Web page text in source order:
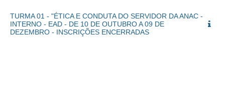
TURMA 01 - "ÉTICA E CONDUTA DO SERVIDOR DA ANAC -
INTERNO - EAD - DE 10 DE OUTUBRO A 09 DE
DEZEMBRO - INSCRIÇÕES ENCERRADAS